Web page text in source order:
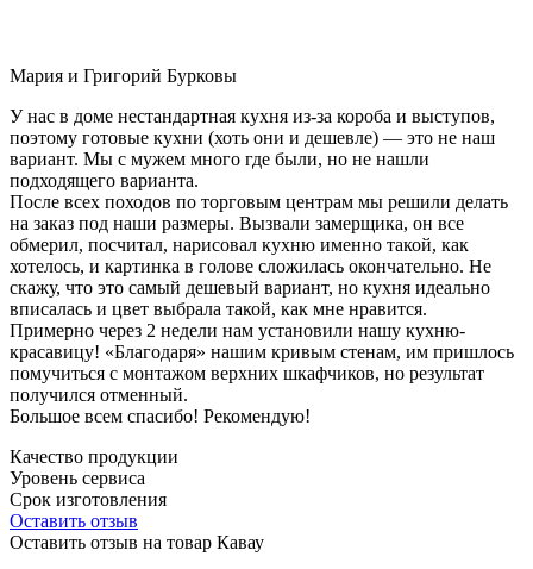
Мария и Григорий Бурковы
У нас в доме нестандартная кухня из-за короба и выступов,
поэтому готовые кухни (хоть они и дешевле) — это не наш
вариант. Мы с мужем много где были, но не нашли
подходящего варианта.
После всех походов по торговым центрам мы решили делать
на заказ под наши размеры. Вызвали замерщика, он все
обмерил, посчитал, нарисовал кухню именно такой, как
хотелось, и картинка в голове сложилась окончательно. Не
скажу, что это самый дешевый вариант, но кухня идеально
вписалась и цвет выбрала такой, как мне нравится.
Примерно через 2 недели нам установили нашу кухню-
красавицу! «Благодаря» нашим кривым стенам, им пришлось
помучиться с монтажом верхних шкафчиков, но результат
получился отменный.
Большое всем спасибо! Рекомендую!
Качество продукции
Уровень сервиса
Срок изготовления
Оставить отзыв
Оставить отзыв на товар Кавау